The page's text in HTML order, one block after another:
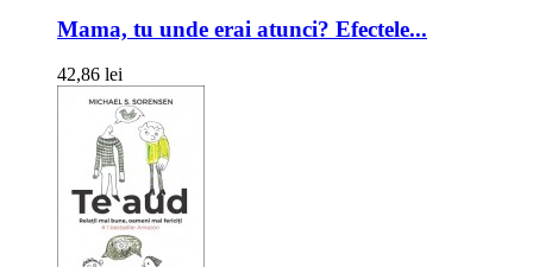
Mama, tu unde erai atunci? Efectele...
42,86 lei